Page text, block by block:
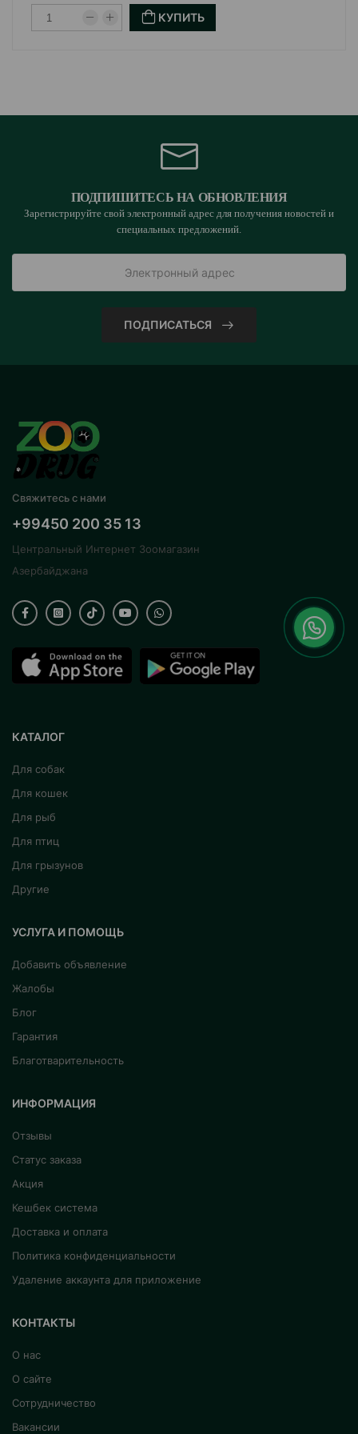
натуральных ингредиентов и обеспечивают отличное
КУПИТЬ
ПОДПИШИТЕСЬ НА ОБНОВЛЕНИЯ
Зарегистрируйте свой электронный адрес для получения новостей и
специальных предложений.
ПОДПИСАТЬСЯ
Свяжитесь с нами
+99450 200 35 13
Центральный Интернет Зоомагазин
Азербайджана
КАТАЛОГ
Для собак
Для кошек
Для рыб
Для птиц
Для грызунов
Другие
УСЛУГА И ПОМОЩЬ
Добавить объявление
Жалобы
Блог
Гарантия
Благотварительность
ИНФОРМАЦИЯ
Отзывы
Статус заказа
Акция
Кешбек система
Доставка и оплата
Политика конфиденциальности
Удаление аккаунта для приложение
КОНТАКТЫ
О нас
О сайте
Сотрудничество
Вакансии